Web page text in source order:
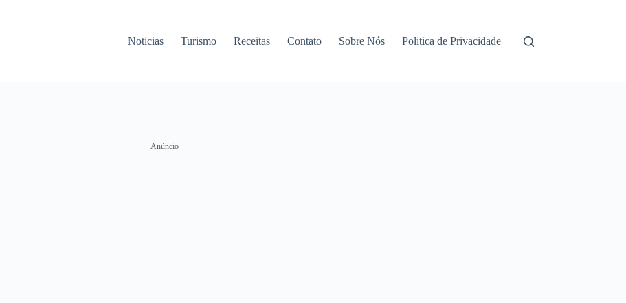
Noticias Turismo Receitas Contato Sobre Nós Politica de Privacidade
Anúncio